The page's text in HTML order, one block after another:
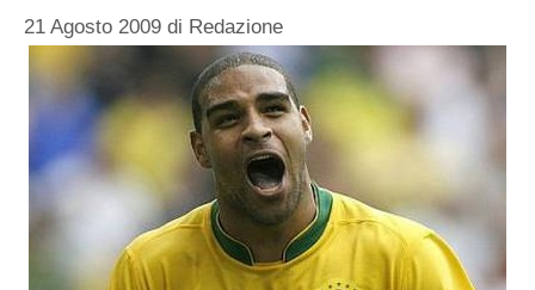
21 Agosto 2009 di Redazione